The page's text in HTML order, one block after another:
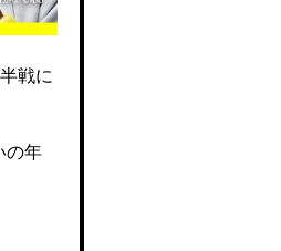
戦に
の年